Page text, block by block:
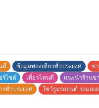
ดี ข้อมูลท่องเทียวทั่วประเทศ ข่
ร์ไซต์ เที่ยวไหนดี เเนะนำร้าน
ทั่วประเทศ
โชว์รูมรถยนต์ รถมอเ